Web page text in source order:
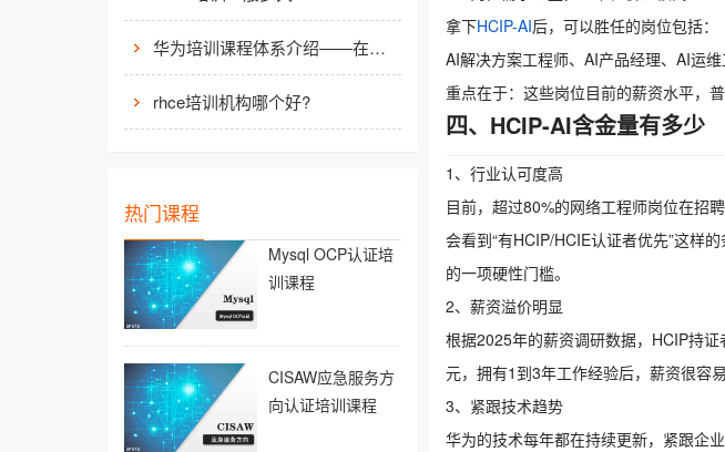
华为培训课程体系介绍——在线学习平台
rhce培训机构哪个好?
热门课程
Mysql OCP认证培
训课程
CISAW应急服务方
向认证培训课程
拿下HCIP-AI后，可以胜任的岗位包括：
AI解决方案工程师、AI产品经理、AI运
重点在于：这些岗位目前的薪资水平，
四、HCIP-AI含金量有多少
1、行业认可度高
目前，超过80%的网络工程师岗位在招
会看到“有HCIP/HCIE认证者优先”这样
的一项硬性门槛。
2、薪资溢价明显
根据2025年的薪资调研数据，HCIP持
元，拥有1到3年工作经验后，薪资很容
3、紧跟技术趋势
华为的技术每年都在持续更新，紧跟企